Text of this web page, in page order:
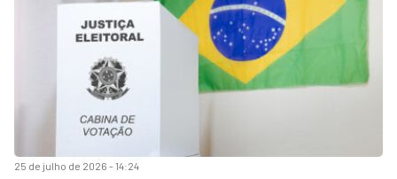
25 de julho de 2026 - 14:24